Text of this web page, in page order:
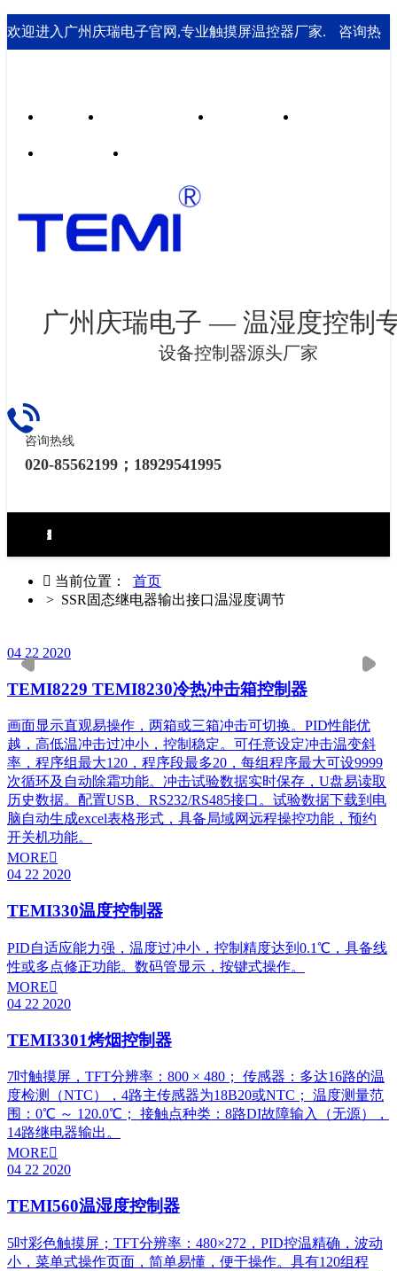
欢迎进入广州庆瑞电子官网,专业触摸屏温控器厂家. 咨询热
广州庆瑞电子 — 温湿度控制
设备控制器源头厂家
咨询热线
020-85562199；18929541995
环境试验设备控制器
力学试验设备控制器
热泵（冷水机）控制器
食品烘焙设备控制器
工业烘烤设备控制器
生化药品类控制器
无纸记录仪
电房环境控制器
 当前位置： 首页
> SSR固态继电器输出接口温湿度调节
04 22 2020
TEMI8229 TEMI8230冷热冲击箱控制器
画面显示直观易操作，两箱或三箱冲击可切换。PID性能优
越，高低温冲击过冲小，控制稳定。可任意设定冲击温变斜
率，程序组最大120，程序段最多20，每组程序最大可设9999
次循环及自动除霜功能。冲击试验数据实时保存，U盘易读取
历史数据。配置USB、RS232/RS485接口。试验数据下载到电
脑自动生成excel表格形式，具备局域网远程操控功能，预约
开关机功能。
MORE
04 22 2020
TEMI330温度控制器
PID自适应能力强，温度过冲小，控制精度达到0.1℃，具备线
性或多点修正功能。数码管显示，按键式操作。
MORE
04 22 2020
TEMI3301烤烟控制器
7吋触摸屏，TFT分辨率：800 × 480； 传感器：多达16路的温
度检测（NTC），4路主传感器为18B20或NTC； 温度测量范
围：0℃ ～ 120.0℃； 接触点种类：8路DI故障输入（无源），
14路继电器输出。
MORE
04 22 2020
TEMI560温湿度控制器
5吋彩色触摸屏；TFT分辨率：480×272，PID控温精确，波动
小，菜单式操作页面，简单易懂，便于操作。具有120组程